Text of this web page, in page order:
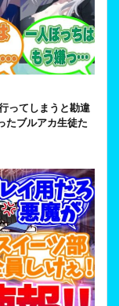
ってしまうと勘違
たブルアカ生徒た